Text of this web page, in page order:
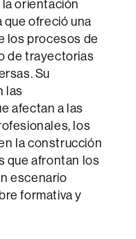
orientación
que ofreció una
los procesos de
de trayectorias
Su
las
afectan a las
los
la construcción
que afrontan los
escenario
formativa y